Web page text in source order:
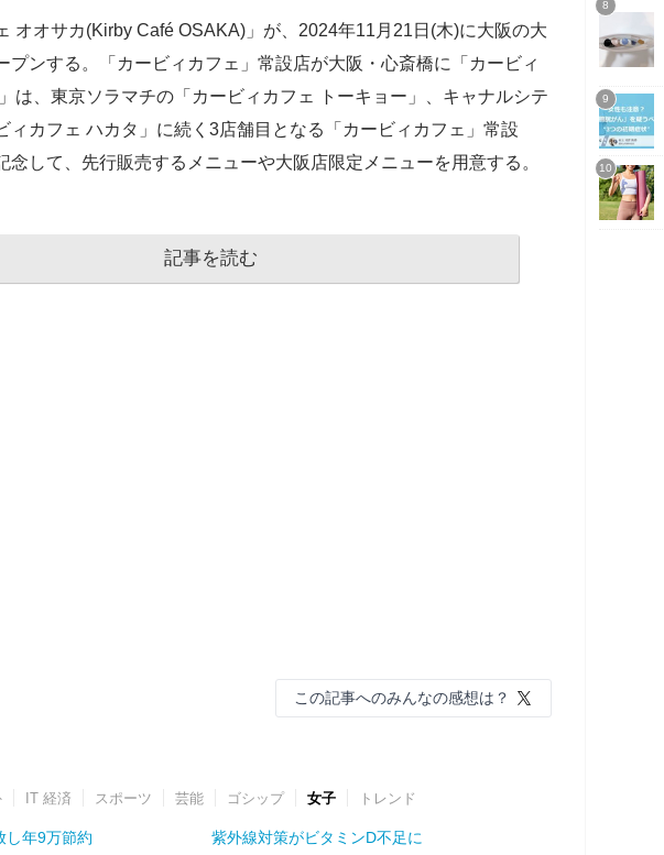
オオサカ(Kirby Café OSAKA)」が、2024年11月21日(木)に大阪の大
プンする。「カービィカフェ」常設店が大阪・心斎橋に「カービィ
は、東京ソラマチの「カービィカフェ トーキョー」、キャナルシテ
ィカフェ ハカタ」に続く3店舗目となる「カービィカフェ」常設
念して、先行販売するメニューや大阪店限定メニューを用意する。
記事を読む
この記事へのみんなの感想は？
IT 経済 スポーツ 芸能 ゴシップ 女子 トレンド
し年9万節約
紫外線対策がビタミンD不足に